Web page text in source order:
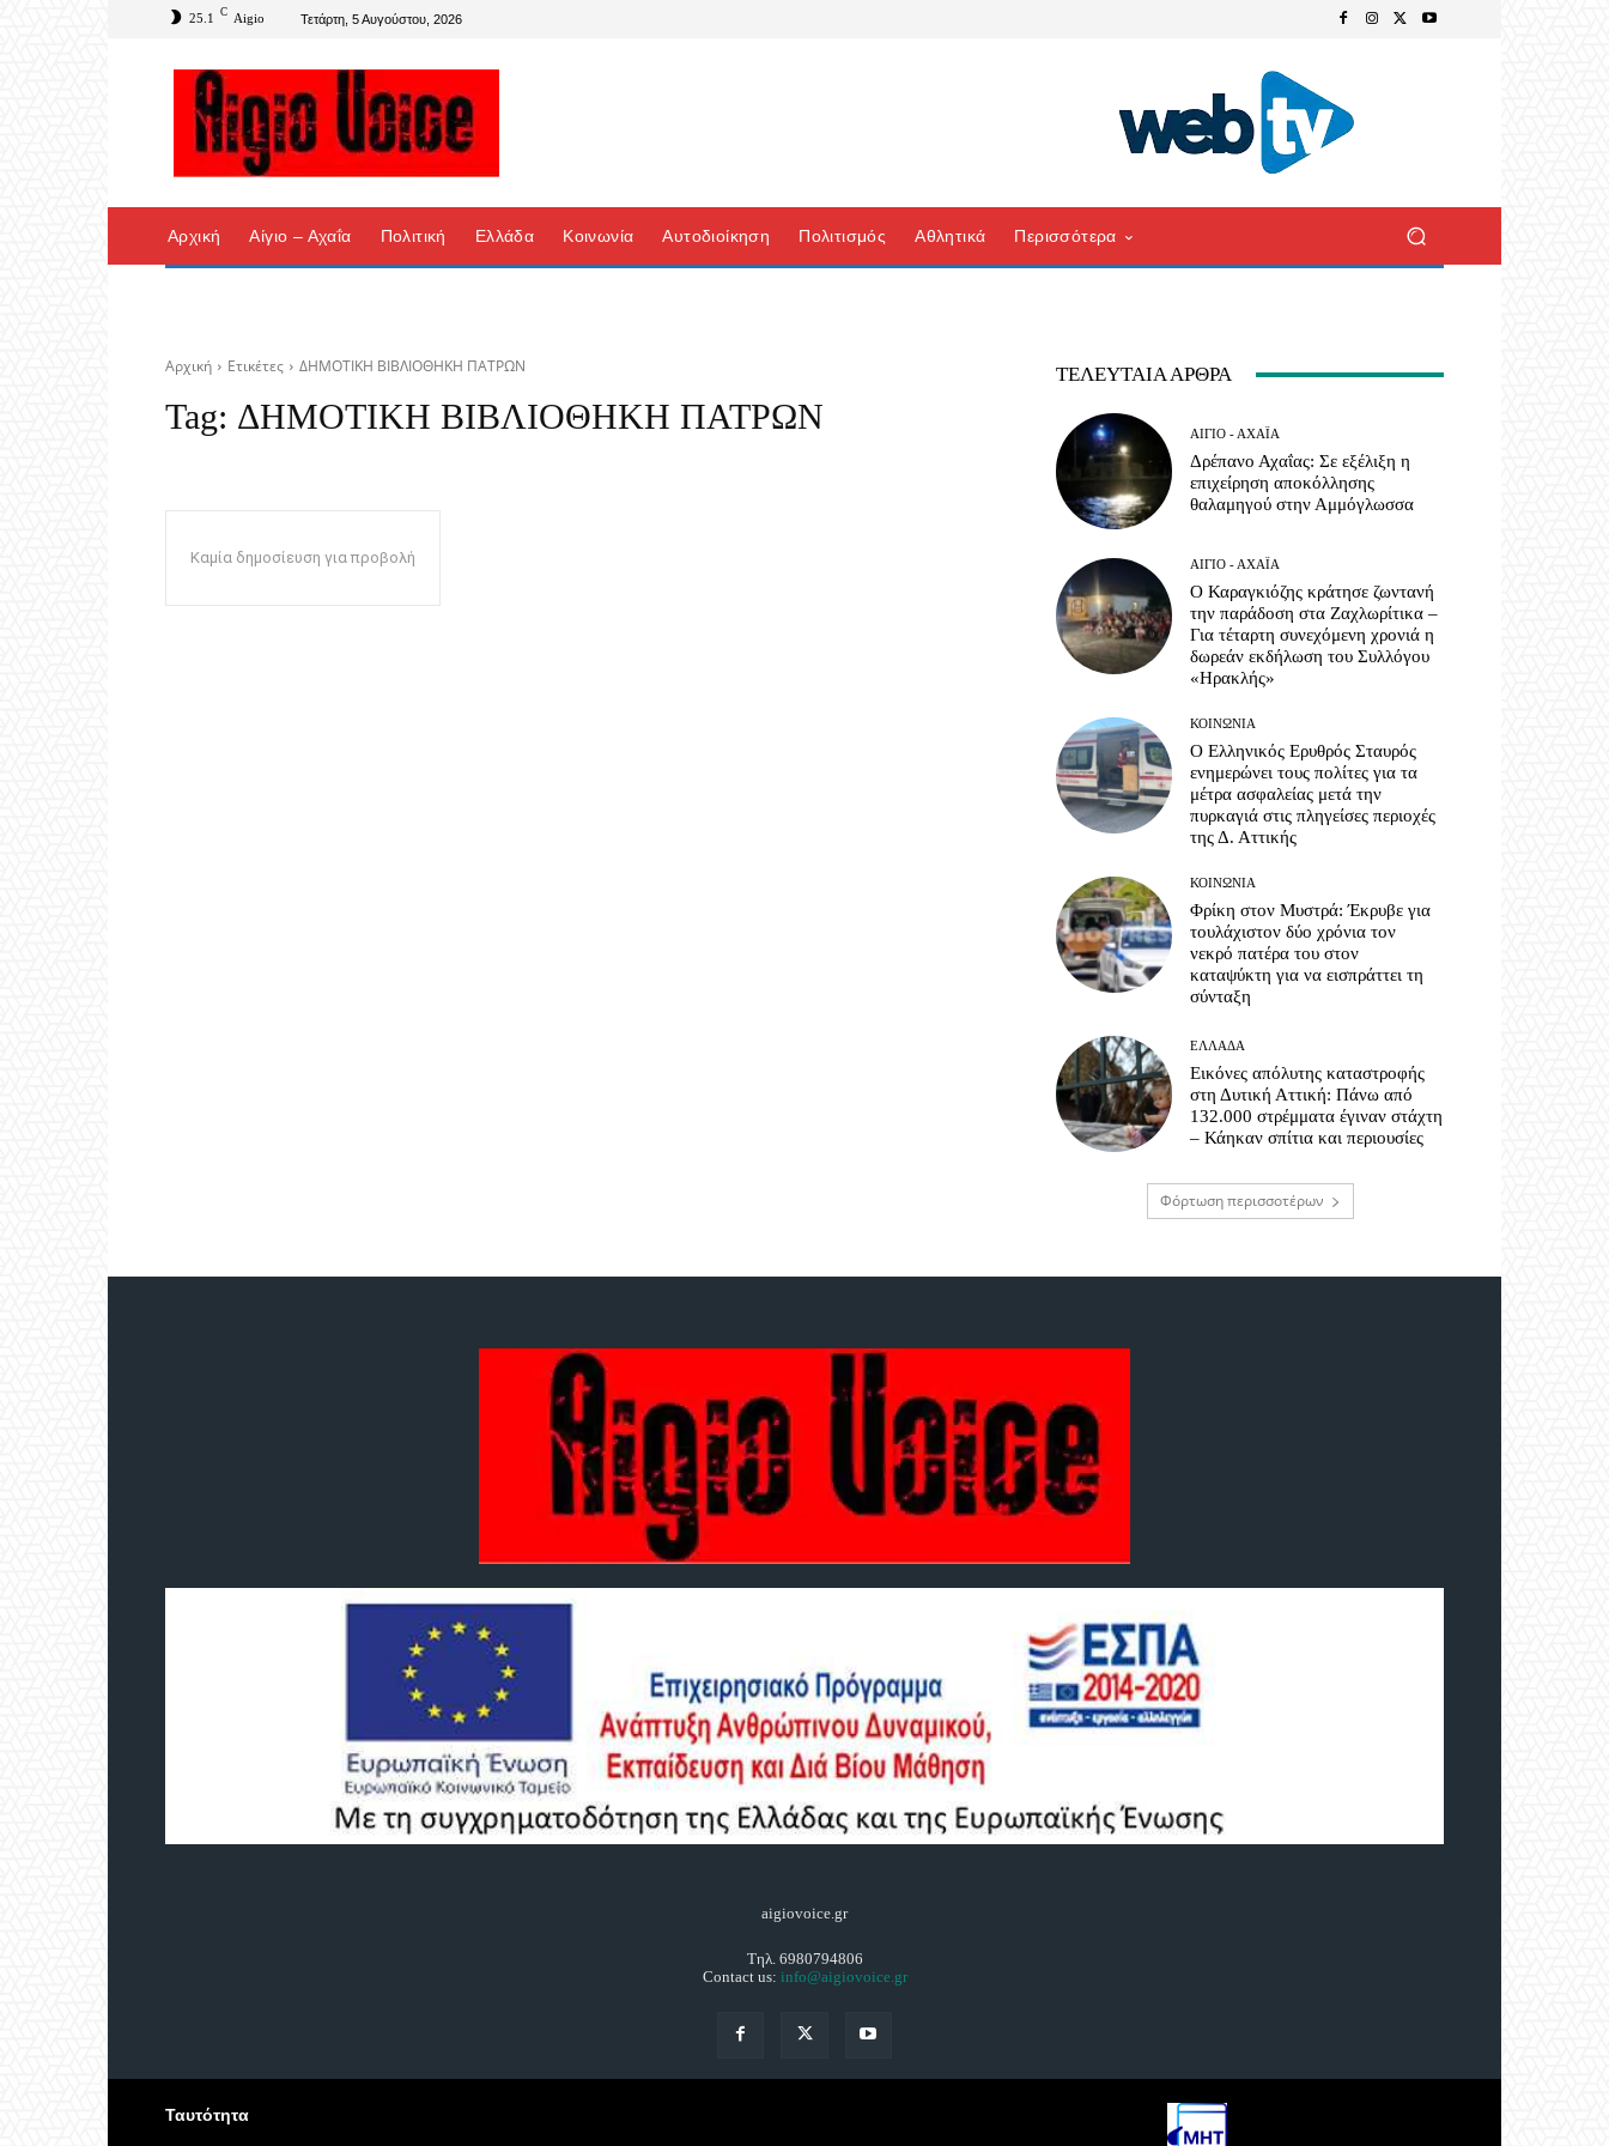
25.1 C Aigio Τετάρτη, 5 Αυγούστου, 2026
Αρχική Αίγιο – Αχαΐα Πολιτική Ελλάδα Κοινωνία Αυτοδιοίκηση Πολιτισμός Αθλητικά Περισσότερα
Αρχική Ετικέτες ΔΗΜΟΤΙΚΗ ΒΙΒΛΙΟΘΗΚΗ ΠΑΤΡΩΝ
Tag: ΔΗΜΟΤΙΚΗ ΒΙΒΛΙΟΘΗΚΗ ΠΑΤΡΩΝ
Καμία δημοσίευση για προβολή
ΤΕΛΕΥΤΑΊΑ ΆΡΘΡΑ
ΑΊΓΙΟ - ΑΧΑΪ́Α
Δρέπανο Αχαΐας: Σε εξέλιξη η
επιχείρηση αποκόλλησης
θαλαμηγού στην Αμμόγλωσσα
ΑΊΓΙΟ - ΑΧΑΪ́Α
Ο Καραγκιόζης κράτησε ζωντανή
την παράδοση στα Ζαχλωρίτικα –
Για τέταρτη συνεχόμενη χρονιά η
δωρεάν εκδήλωση του Συλλόγου
«Ηρακλής»
ΚΟΙΝΩΝΊΑ
Ο Ελληνικός Ερυθρός Σταυρός
ενημερώνει τους πολίτες για τα
μέτρα ασφαλείας μετά την
πυρκαγιά στις πληγείσες περιοχές
της Δ. Αττικής
ΚΟΙΝΩΝΊΑ
Φρίκη στον Μυστρά: Έκρυβε για
τουλάχιστον δύο χρόνια τον
νεκρό πατέρα του στον
καταψύκτη για να εισπράττει τη
σύνταξη
ΕΛΛΆΔΑ
Εικόνες απόλυτης καταστροφής
στη Δυτική Αττική: Πάνω από
132.000 στρέμματα έγιναν στάχτη
– Κάηκαν σπίτια και περιουσίες
Φόρτωση περισσοτέρων
aigiovoice.gr
Τηλ. 6980794806
Contact us: info@aigiovoice.gr
Ταυτότητα